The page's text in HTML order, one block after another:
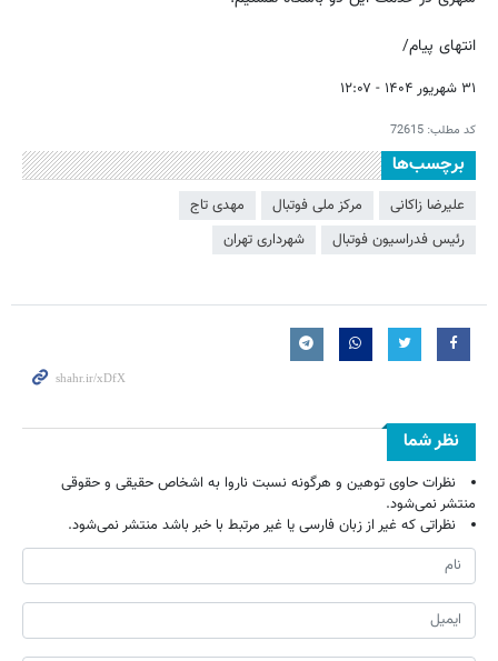
انتهای پیام/
۳۱ شهریور ۱۴۰۴ - ۱۲:۰۷
کد مطلب: 72615
برچسب‌ها
علیرضا زاکانی مرکز ملی فوتبال
مهدی تاج
رئیس فدراسیون فوتبال
شهرداری تهران
نظر شما
نظرات حاوی توهین و هرگونه نسبت ناروا به اشخاص حقیقی و حقوقی
منتشر نمی‌شود.
نظراتی که غیر از زبان فارسی یا غیر مرتبط با خبر باشد منتشر نمی‌شود.